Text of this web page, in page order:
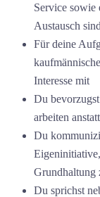
Service sowie
Austausch
Für deine
Interesse mit
Du
arbeiten
Du
Grundhaltung
Du sprichst